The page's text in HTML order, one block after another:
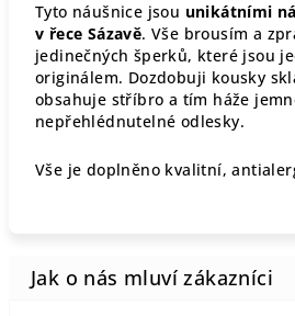
Tyto náušnice jsou unikátními
v řece Sázavě. Vše brousím a
jedinečných šperků, které jsou
originálem. Dozdobuji kousky
obsahuje stříbro a tím háže
nepřehlédnutelné odlesky.
Vše je doplněno kvalitní,